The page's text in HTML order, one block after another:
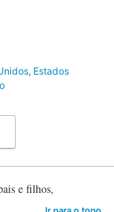
, Estados
e filhos,